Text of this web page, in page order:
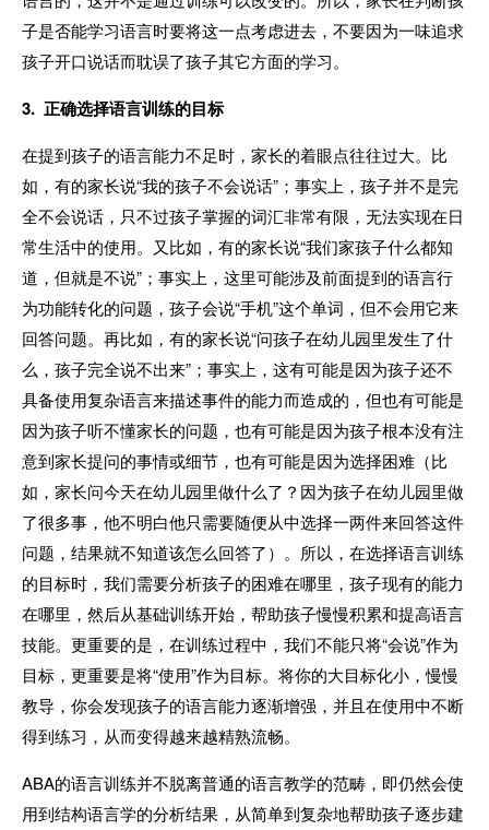
子是否能学习语言时要将这一点考虑进去，不要因为一味追求
孩子开口说话而耽误了孩子其它方面的学习。
3. 正确选择语言训练的目标
在提到孩子的语言能力不足时，家长的着眼点往往过大。比
如，有的家长说“我的孩子不会说话”；事实上，孩子并不是完
全不会说话，只不过孩子掌握的词汇非常有限，无法实现在日
常生活中的使用。又比如，有的家长说“我们家孩子什么都知
道，但就是不说”；事实上，这里可能涉及前面提到的语言行
为功能转化的问题，孩子会说“手机”这个单词，但不会用它来
回答问题。再比如，有的家长说“问孩子在幼儿园里发生了什
么，孩子完全说不出来”；事实上，这有可能是因为孩子还不
具备使用复杂语言来描述事件的能力而造成的，但也有可能是
因为孩子听不懂家长的问题，也有可能是因为孩子根本没有注
意到家长提问的事情或细节，也有可能是因为选择困难（比
如，家长问今天在幼儿园里做什么了？因为孩子在幼儿园里做
了很多事，他不明白他只需要随便从中选择一两件来回答这件
问题，结果就不知道该怎么回答了）。所以，在选择语言训练
的目标时，我们需要分析孩子的困难在哪里，孩子现有的能力
在哪里，然后从基础训练开始，帮助孩子慢慢积累和提高语言
技能。更重要的是，在训练过程中，我们不能只将“会说”作为
目标，更重要是将“使用”作为目标。将你的大目标化小，慢慢
教导，你会发现孩子的语言能力逐渐增强，并且在使用中不断
得到练习，从而变得越来越精熟流畅。
ABA的语言训练并不脱离普通的语言教学的范畴，即仍然会使
用到结构语言学的分析结果，从简单到复杂地帮助孩子逐步建